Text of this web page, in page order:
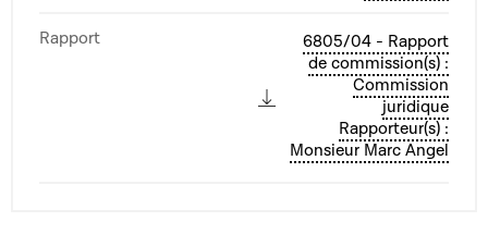
Rapport
6805/04 - Rapport
de commission(s) :
Commission
juridique
Rapporteur(s) :
Monsieur Marc Angel